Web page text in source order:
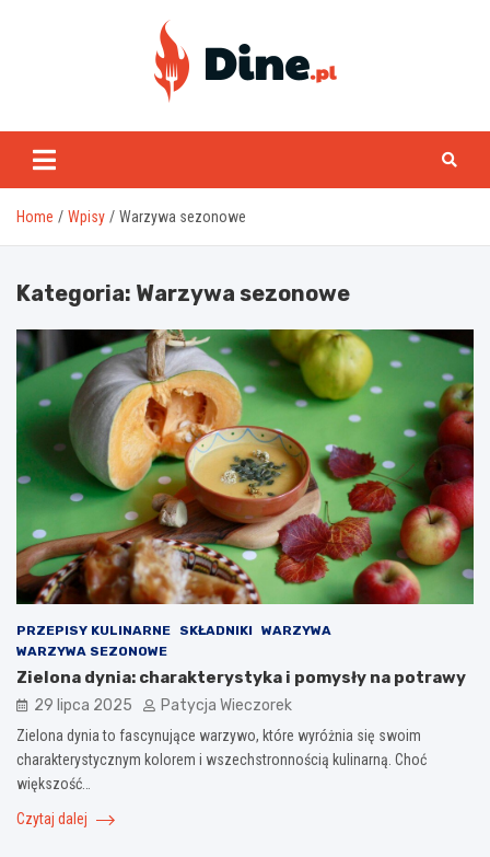
www.dine.pl
Home Wpisy Warzywa sezonowe
Kategoria: Warzywa sezonowe
PRZEPISY KULINARNE SKŁADNIKI
WARZYWA
WARZYWA SEZONOWE
Zielona dynia: charakterystyka i pomysły na potrawy
29 lipca 2025 Patycja Wieczorek
Zielona dynia to fascynujące warzywo, które wyróżnia się swoim
charakterystycznym kolorem i wszechstronnością kulinarną. Choć
większość…
Czytaj dalej